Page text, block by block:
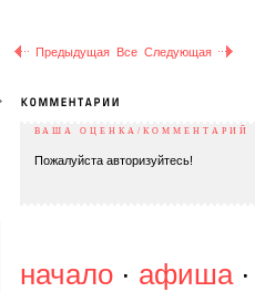
Предыдущая Все Следующая
ВАША ОЦЕНКА/КОММЕНТАРИЙ
Пожалуйста авторизуйтесь!
начало · афиша